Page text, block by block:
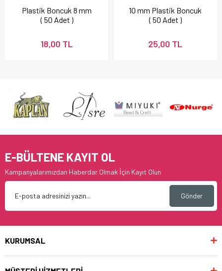
Plastik Boncuk 8 mm
( 50 Adet )
18,00 TL
10 mm Plastik Boncuk
( 50 Adet )
25,00 TL
E-BÜLTENE KAYIT OL
Kampanyalarımızdan Haberdar Olmak İçin Kayıt Olun
Gönder
KURUMSAL